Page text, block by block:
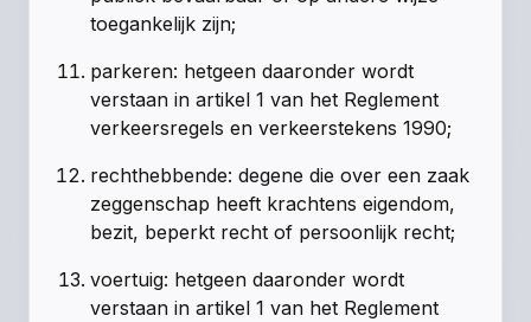
toegankelijk zijn;
parkeren: hetgeen daaronder wordt
verstaan in artikel 1 van het Reglement
verkeersregels en verkeerstekens 1990;
rechthebbende: degene die over een zaak
zeggenschap heeft krachtens eigendom,
bezit, beperkt recht of persoonlijk recht;
voertuig: hetgeen daaronder wordt
verstaan in artikel 1 van het Reglement